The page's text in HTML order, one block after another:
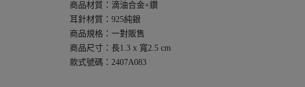
商品材質：滴油合金+鑽
耳針材質：925純銀
商品規格：一對販售
商品尺寸：長1.3 x 寬2.5 cm
款式號碼：2407A083